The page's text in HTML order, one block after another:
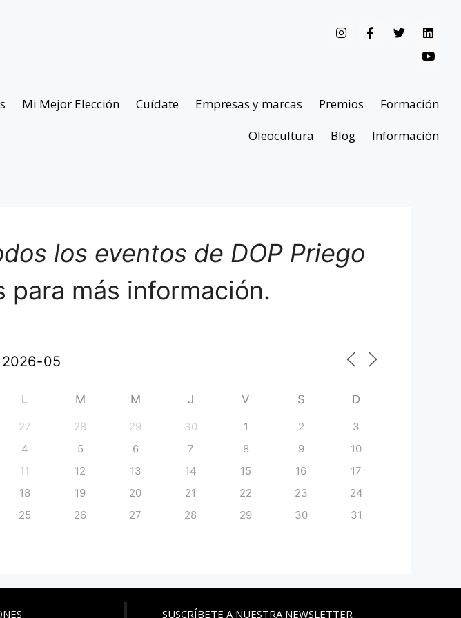
Mi Mejor Elección Cuídate Empresas y marcas Premios
Formación
Oleocultura
Blog Información
los eventos de DOP Priego
más información.
L M M J V S D
27 28 29 30 1 2
3
4
5 6 7 8 9
10
11
12 13 14 15 16
17
18
19 20 21 22 23
24
25
26 27 28 29 30 31
SUSCRÍBETE A NUESTRA NEWSLETTER